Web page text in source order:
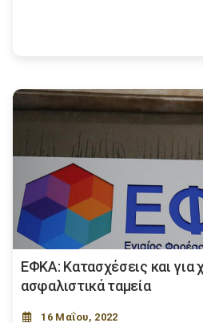
ΕΦΚΑ: Κατασχέσεις και για
ασφαλιστικά ταμεία
16 Μαΐου, 2022